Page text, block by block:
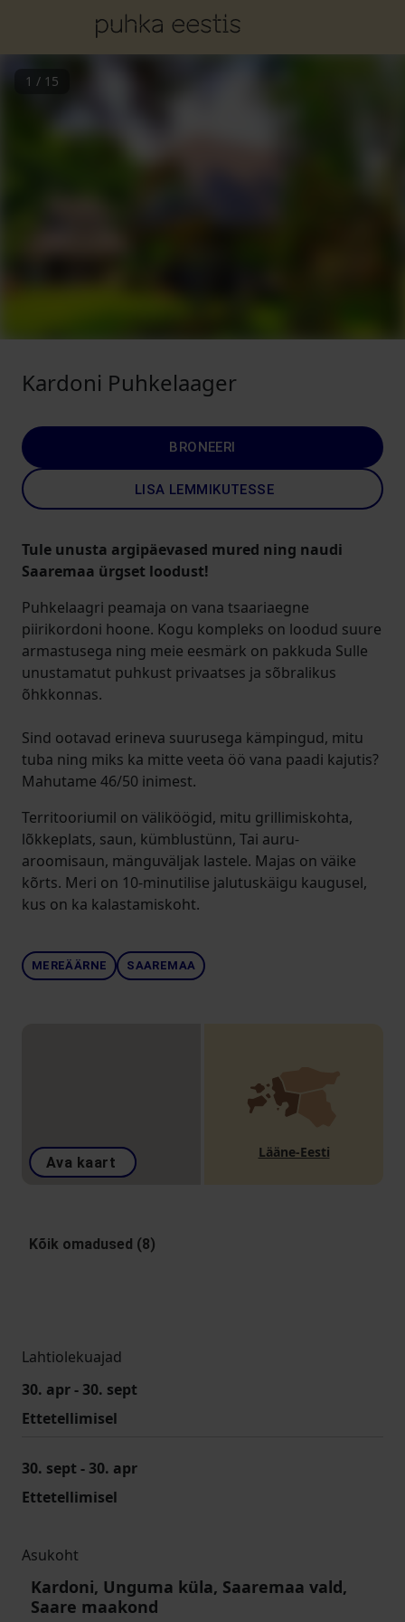
1 / 15
Kardoni Puhkelaager
BRONEERI
LISA LEMMIKUTESSE
Tule unusta argipäevased mured ning naudi
Saaremaa ürgset loodust!
Puhkelaagri peamaja on vana tsaariaegne
piirikordoni hoone. Kogu kompleks on loodud suure
armastusega ning meie eesmärk on pakkuda Sulle
unustamatut puhkust privaatses ja sõbralikus
õhkkonnas.
Sind ootavad erineva suurusega kämpingud, mitu
tuba ning miks ka mitte veeta öö vana paadi kajutis?
Mahutame 46/50 inimest.
Territooriumil on väliköögid, mitu grillimiskohta,
lõkkeplats, saun, kümblustünn, Tai auru-
aroomisaun, mänguväljak lastele. Majas on väike
kõrts. Meri on 10-minutilise jalutuskäigu kaugusel,
kus on ka kalastamiskoht.
MEREÄÄRNE SAAREMAA
Ava kaart
Lääne-Eesti
Kõik omadused (8)
Lahtiolekuajad
30. apr - 30. sept
Ettetellimisel
30. sept - 30. apr
Ettetellimisel
Asukoht
Kardoni, Unguma küla, Saaremaa vald,
Saare maakond